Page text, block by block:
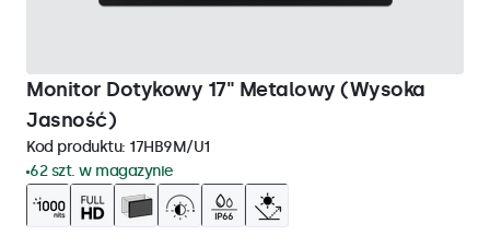
Monitor Dotykowy 17" Metalowy (Wysoka
Jasność)
Kod produktu: 17HB9M/U1
62 szt. w magazynie